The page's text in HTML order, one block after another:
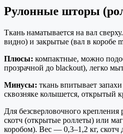
Рулонные шторы
Ткань наматывается на вал
видно) и закрытые (вал в коробе
Плюсы: компактные, можно
прозрачной до blackout), легко
Минусы: ткань впитывает
сквозняке колышется, открытый
Для безсверловочного
скотч (открытые роллеты) или
коробом). Вес — 0,3–1,2 кг, скотч